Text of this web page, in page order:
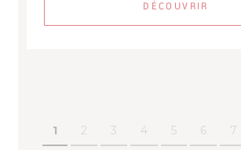
DÉCOUVRIR
1 2 3 4 5 6 7